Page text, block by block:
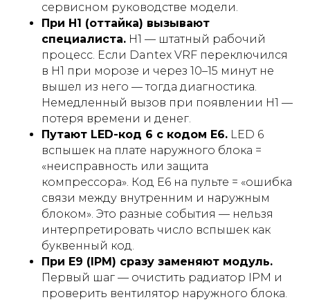
сервисном руководстве модели.
При H1 (оттайка) вызывают
специалиста. H1 — штатный рабочий
процесс. Если Dantex VRF переключился
в H1 при морозе и через 10–15 минут не
вышел из него — тогда диагностика.
Немедленный вызов при появлении H1 —
потеря времени и денег.
Путают LED-код 6 с кодом E6. LED 6
вспышек на плате наружного блока =
«неисправность или защита
компрессора». Код E6 на пульте = «ошибка
связи между внутренним и наружным
блоком». Это разные события — нельзя
интерпретировать число вспышек как
буквенный код.
При E9 (IPM) сразу заменяют модуль.
Первый шаг — очистить радиатор IPM и
проверить вентилятор наружного блока.